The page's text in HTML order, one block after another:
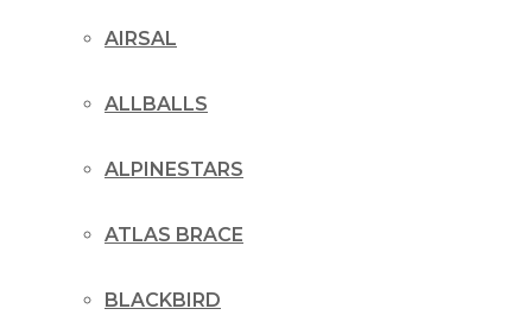
AIRSAL
ALLBALLS
ALPINESTARS
ATLAS BRACE
BLACKBIRD